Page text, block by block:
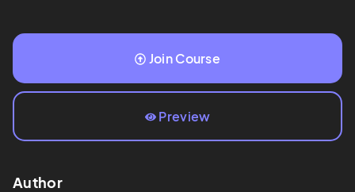
Join Course
Preview
Author